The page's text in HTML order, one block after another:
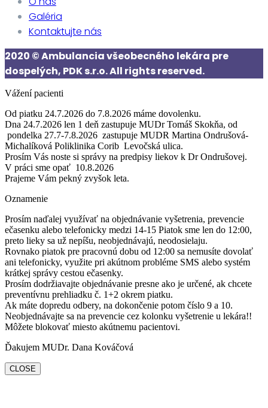
Galéria
Kontaktujte nás
2020 © Ambulancia všeobecného lekára pre
dospelých, PDK s.r.o. All rights reserved.
Vážení pacienti
Od piatku 24.7.2026 do 7.8.2026 máme dovolenku.
Dna 24.7.2026 len 1 deň zastupuje MUDr Tomáš Skokňa, od
pondelka 27.7-7.8.2026 zastupuje MUDR Martina Ondrušová-
Michalíková Poliklinika Corib Levočská ulica.
Prosím Vás noste si správy na predpisy liekov k Dr Ondrušovej.
V práci sme opať 10.8.2026
Prajeme Vám pekný zvyšok leta.
Oznamenie
Prosím naďalej využívať na objednávanie vyšetrenia, prevencie
ečasenku alebo telefonicky medzi 14-15 Piatok sme len do 12:00,
preto lieky sa už nepíšu, neobjednávajú, neodosielaju.
Rovnako piatok pre pracovnú dobu od 12:00 sa nemusíte dovolať
ani telefonicky, využite pri akútnom probléme SMS alebo systém
krátkej správy cestou ečasenky.
Prosím dodržiavajte objednávanie presne ako je určené, ak chcete
preventívnu prehliadku č. 1+2 okrem piatku.
Ak máte dopredu odbery, na dokončenie potom číslo 9 a 10.
Neobjednávajte sa na prevencie cez kolonku vyšetrenie u lekára!!
Môžete blokovať miesto akútnemu pacientovi.
Ďakujem MUDr. Dana Kováčová
CLOSE